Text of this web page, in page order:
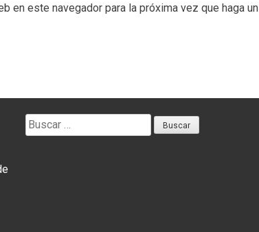
en este navegador para la próxima vez que haga un
Buscar: